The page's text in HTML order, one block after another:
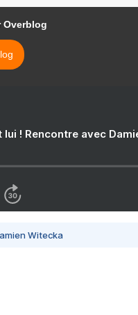
Overblog
! Rencontre avec
Witecka